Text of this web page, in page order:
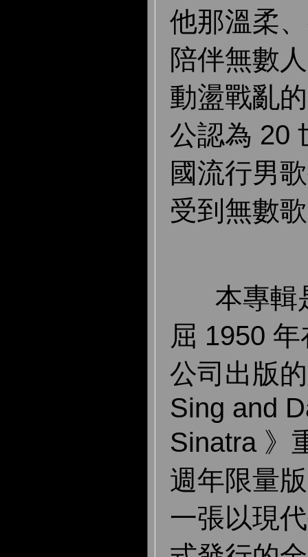
他那溫柔
陪伴無數
動盪戰亂
公認為 20
國流行男
受到無數
本專輯
屈 1950
公司出版
Sing and
Sinatra 》
週年限量
一張以現